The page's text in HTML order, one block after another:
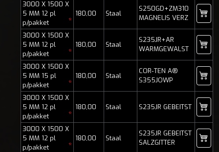
3000 X 1500 X
5 MM 12 pl
p/pakket
*
180,00 Staal
S250GD+ZM310
MAGNELIS VERZ
3000 X 1500 X
5 MM 12 pl
p/pakket
*
180,00 Staal
S235JR+AR
WARMGEWALST
3000 X 1500 X
5 MM 15 pl
p/pakket
*
180,00 Staal
COR-TEN A®
S355JOWP
3000 X 1500 X
5 MM 12 pl
p/pakket
*
180,00 Staal S235JR GEBEITST
3000 X 1500 X
5 MM 12 pl
p/pakket
*
180,00 Staal
S235JR GEBEITST
SALZGITTER